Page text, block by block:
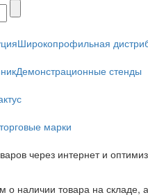
Широкопрофильная
Демонстрационные стенды
марки
через интернет и
наличии товара на складе,